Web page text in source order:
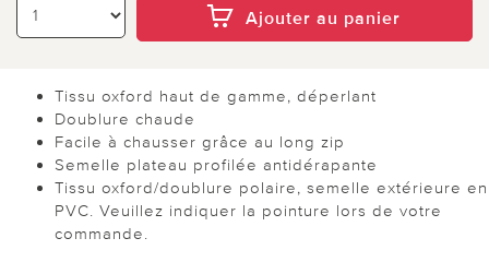
Ajouter au panier
Tissu oxford haut de gamme, déperlant
Doublure chaude
Facile à chausser grâce au long zip
Semelle plateau profilée antidérapante
Tissu oxford/doublure polaire, semelle extérieure en
PVC. Veuillez indiquer la pointure lors de votre
commande.